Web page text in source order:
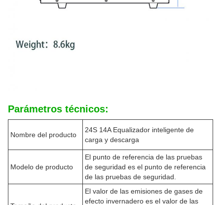
Parámetros técnicos:
Nombre del producto
24S 14A Equalizador inteligente de
carga y descarga
Modelo de producto
El punto de referencia de las pruebas
de seguridad es el punto de referencia
de las pruebas de seguridad.
El valor de las emisiones de gases de
efecto invernadero es el valor de las